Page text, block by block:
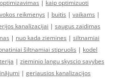
| kaip optimizuoti
reikmenys | buitis | vaikams |
kanalizacijai | saugus zaidimas
| nuo kada ziemines | siltnamiai
šiltnamiai stipruolis | kodel
| zieminio langu skyscio savybes
| geriausios kanalizacijos